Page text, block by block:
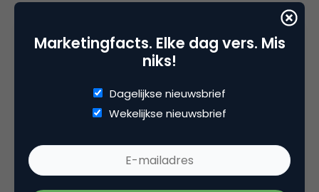
die er werkt.
Deel dit artikel
Marketingfacts. Elke dag vers. Mis
niks!
Dagelijkse nieuwsbrief
Wekelijkse nieuwsbrief